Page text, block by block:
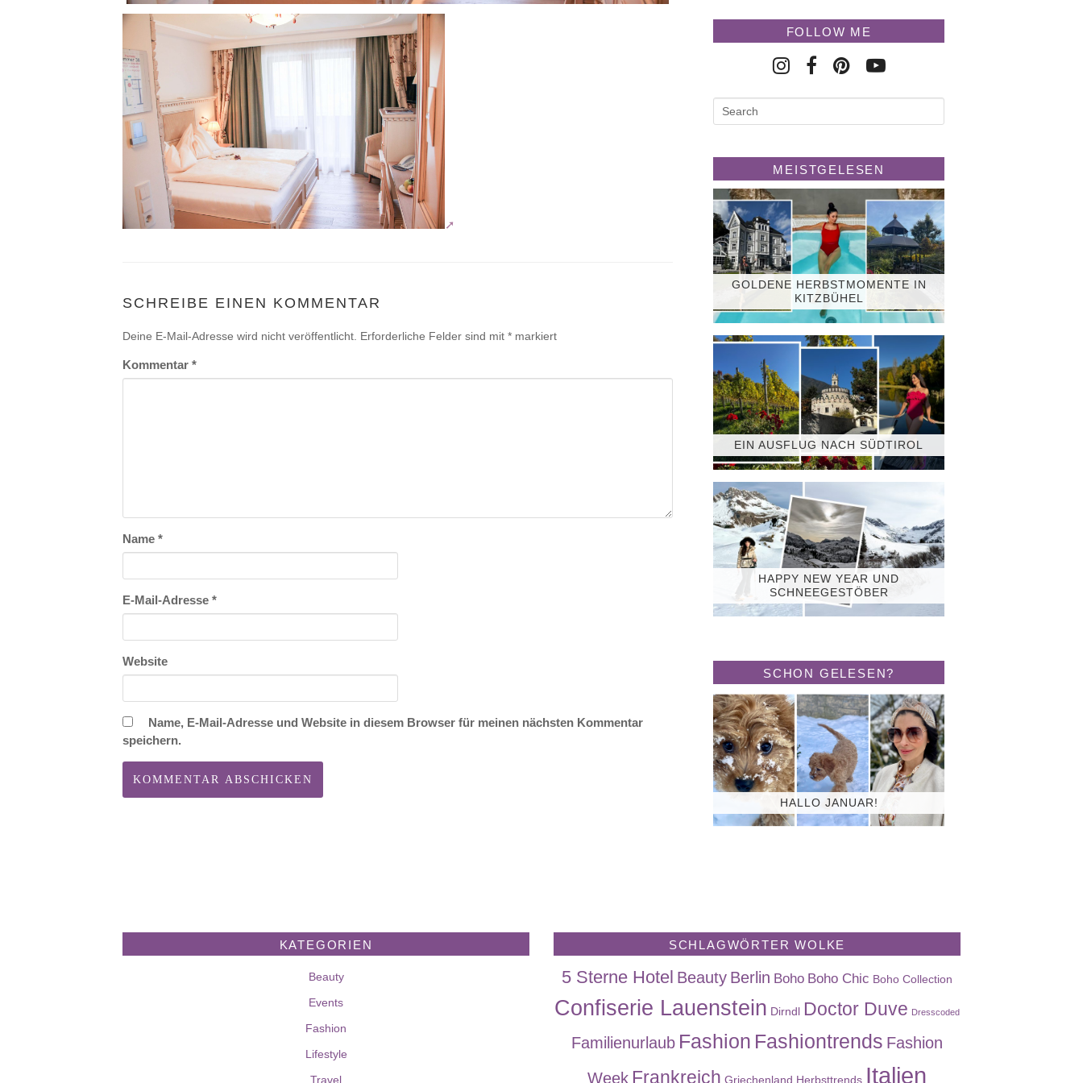
SCHREIBE EINEN KOMMENTAR
Deine E-Mail-Adresse wird nicht veröffentlicht. Erforderliche Felder sind mit * markiert
Kommentar *
Name *
E-Mail-Adresse *
Website
Name, E-Mail-Adresse und Website in diesem Browser für meinen nächsten Kommentar
speichern.
FOLLOW ME
MEISTGELESEN
GOLDENE HERBSTMOMENTE IN
KITZBÜHEL
EIN AUSFLUG NACH SÜDTIROL
HAPPY NEW YEAR UND
SCHNEEGESTÖBER
SCHON GELESEN?
HALLO JANUAR!
KATEGORIEN
Beauty
Events
Fashion
Lifestyle
Travel
SCHLAGWÖRTER WOLKE
5 Sterne Hotel Beauty Berlin Boho Boho Chic Boho Collection
Confiserie Lauenstein Dirndl Doctor Duve Dresscoded
Familienurlaub Fashion Fashiontrends Fashion
Week Frankreich Griechenland Herbsttrends Italien